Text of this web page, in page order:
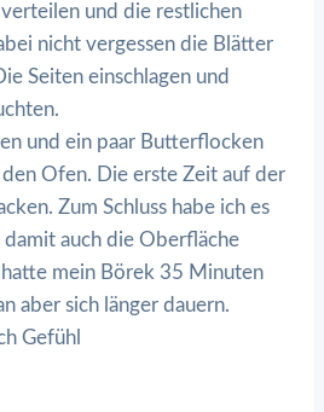
und die restlichen
nicht vergessen die Blätter
Seiten einschlagen und
und ein paar Butterflocken
Ofen. Die erste Zeit auf der
Zum Schluss habe ich es
auch die Oberfläche
mein Börek 35 Minuten
aber sich länger dauern.
Gefühl